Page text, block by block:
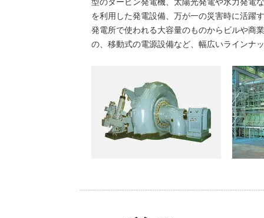
を利用した発電設備、万が一の災害時に活躍
発電所で使われる大容量のものからビルや商
の、移動式の電源設備など、幅広いラインナ